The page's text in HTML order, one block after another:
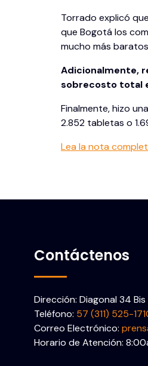
Torrado explicó
que Bogotá los
mucho más
Adicionalmente,
sobrecosto total
Finalmente, hizo
2.852 tabletas o
Lea la nota
Contáctenos
Dirección: Diagonal 34
Teléfono: 57 (311) 525-
Correo Electrónico:
Horario de Atención: